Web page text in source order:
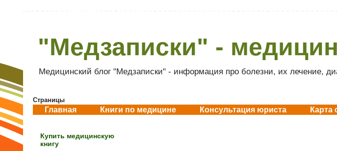
"Медзаписки" -
Медицинский блог "Медзаписки" - информация про болезни, их лечение,
Страницы
Главная Книги по медицине Консультация юриста Карта
Купить медицинскую
книгу